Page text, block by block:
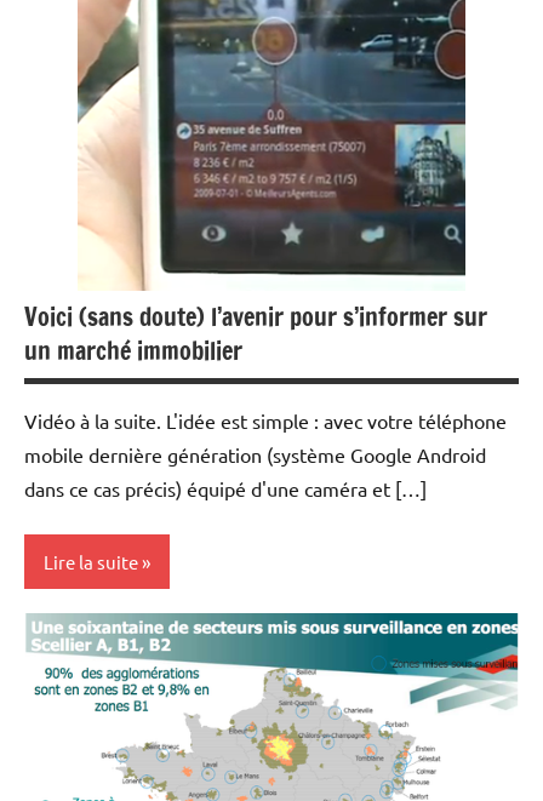
nouvelles
Immobilier
Outils
Web/Tech
Voici (sans doute) l’avenir pour s’informer sur
un marché immobilier
Vidéo à la suite. L'idée est simple : avec votre téléphone
mobile dernière génération (système Google Android
dans ce cas précis) équipé d'une caméra et […]
Lire la suite
Achat/vente
Immobilier